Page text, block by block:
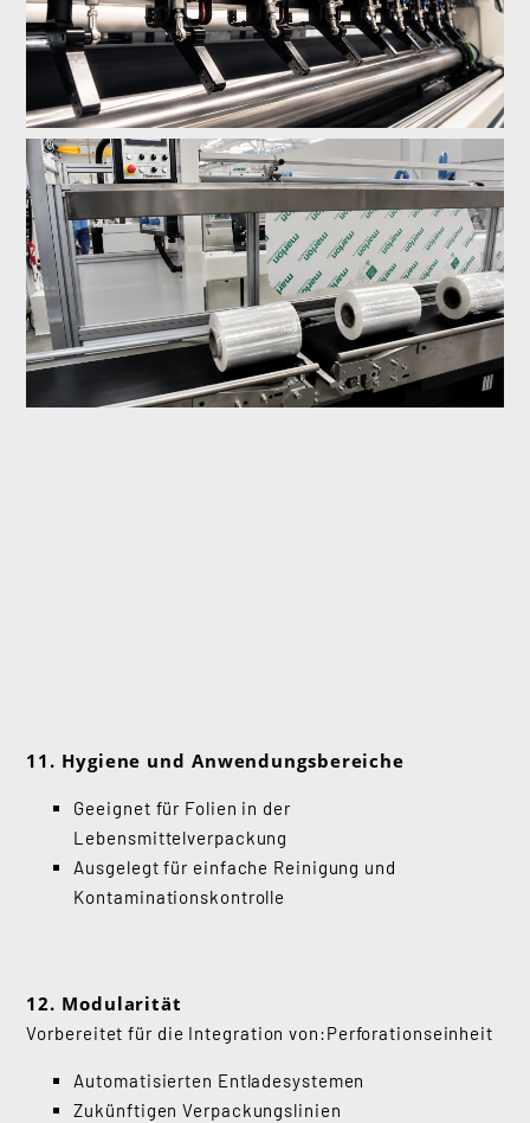
11. Hygiene und Anwendungsbereiche
Geeignet für Folien in der
Lebensmittelverpackung
Ausgelegt für einfache Reinigung und
Kontaminationskontrolle
12. Modularität
Vorbereitet für die Integration von:Perforationseinheit
Automatisierten Entladesystemen
​Zukünftigen Verpackungslinien